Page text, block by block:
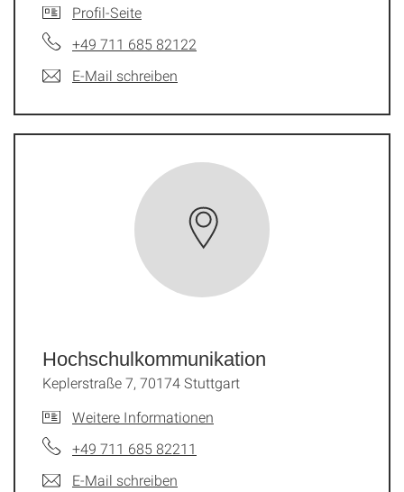
Profil-Seite
+49 711 685 82122
E-Mail schreiben
Hochschulkommunikation
Keplerstraße 7, 70174 Stuttgart
Weitere Informationen
+49 711 685 82211
E-Mail schreiben